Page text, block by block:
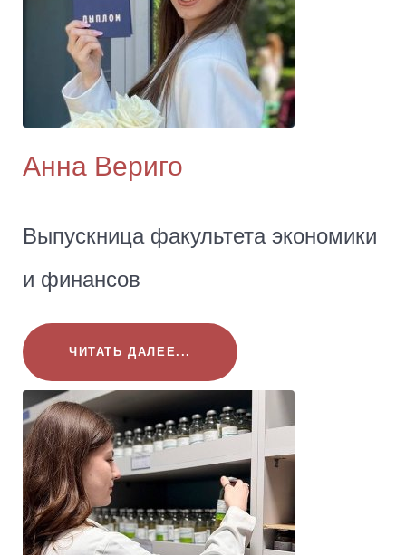
Анна Вериго
Выпускница факультета экономики
и финансов
ЧИТАТЬ ДАЛЕЕ...